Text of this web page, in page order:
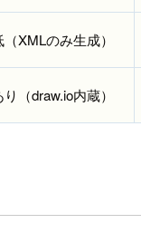
（XMLのみ生成）
り（draw.io内蔵）